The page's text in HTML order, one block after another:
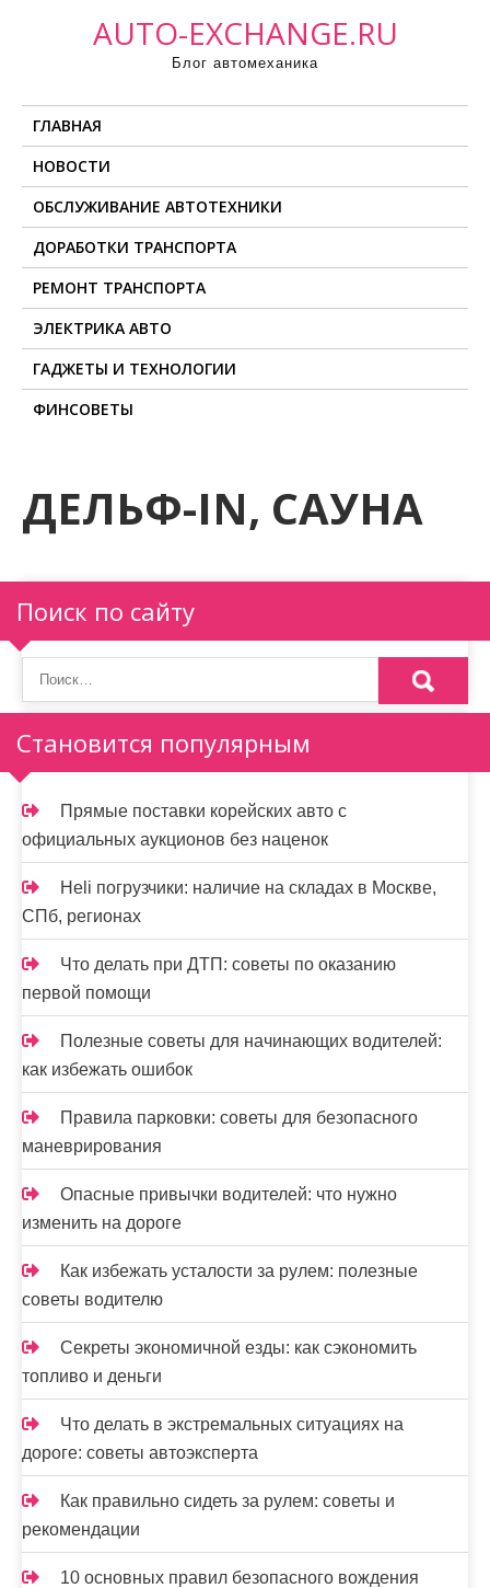
у
AUTO-EXCHANGE.RU
Блог автомеханика
ГЛАВНАЯ
НОВОСТИ
ОБСЛУЖИВАНИЕ АВТОТЕХНИКИ
ДОРАБОТКИ ТРАНСПОРТА
РЕМОНТ ТРАНСПОРТА
ЭЛЕКТРИКА АВТО
ГАДЖЕТЫ И ТЕХНОЛОГИИ
ФИНСОВЕТЫ
ДЕЛЬФ-IN, САУНА
Поиск по сайту
Становится популярным
Прямые поставки корейских авто с
официальных аукционов без наценок
Heli погрузчики: наличие на складах в Москве,
СПб, регионах
Что делать при ДТП: советы по оказанию
первой помощи
Полезные советы для начинающих водителей:
как избежать ошибок
Правила парковки: советы для безопасного
маневрирования
Опасные привычки водителей: что нужно
изменить на дороге
Как избежать усталости за рулем: полезные
советы водителю
Секреты экономичной езды: как сэкономить
топливо и деньги
Что делать в экстремальных ситуациях на
дороге: советы автоэксперта
Как правильно сидеть за рулем: советы и
рекомендации
10 основных правил безопасного вождения